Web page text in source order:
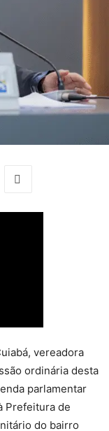
vereadora
ordinária desta
parlamentar
Prefeitura de
do bairro